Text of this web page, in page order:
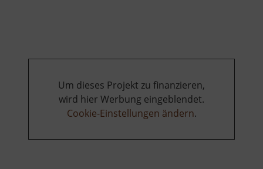
Um dieses Projekt zu finanzieren,
wird hier Werbung eingeblendet.
Cookie-Einstellungen ändern.